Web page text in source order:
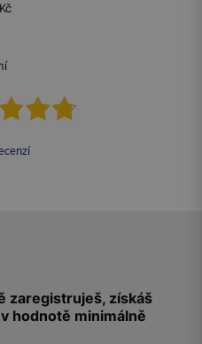
zaregistruješ, získáš
hodnotě minimálně